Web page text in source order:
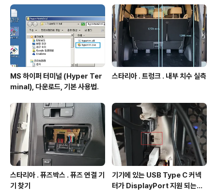
MS 하이퍼 터미널 (Hyper Ter
minal), 다운로드, 기본 사용법.
스타리아 . 트렁크 . 내부 치수 실측
스타리아 . 퓨즈박스 . 퓨즈 연결 기
기 찾기
기기에 있는 USB Type C 커넥
터가 DisplayPort 지원 되는지